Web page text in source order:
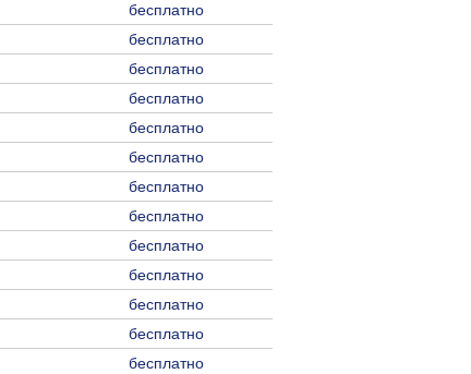
бесплатно
бесплатно
бесплатно
бесплатно
бесплатно
бесплатно
бесплатно
бесплатно
бесплатно
бесплатно
бесплатно
бесплатно
бесплатно